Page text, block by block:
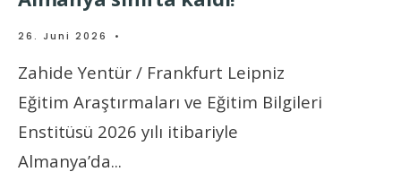
26. Juni 2026 •
Zahide Yentür / Frankfurt Leipniz
Eğitim Araştırmaları ve Eğitim Bilgileri
Enstitüsü 2026 yılı itibariyle
Almanya’da...